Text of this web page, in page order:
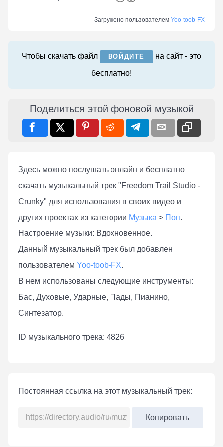
Загружено пользователем Yoo-toob-FX
Чтобы скачать файл ВОЙДИТЕ
на сайт - это
бесплатно!
Поделиться этой фоновой музыкой
Здесь можно послушать онлaйн и бесплатно
скачать музыкальный трек "Freedom Trail Studio -
Crunky" для использования в своих видео и
других проектах из категории Музыка > Поп.
Настроение музыки: Вдохновенное.
Данный музыкальный трек был добавлен
пользователем Yoo-toob-FX.
В нем использованы следующие инструменты:
Бас, Духовые, Ударные, Пады, Пианино,
Синтезатор.
ID музыкального трека: 4826
Постоянная ссылка на этот музыкальный трек:
Копировать